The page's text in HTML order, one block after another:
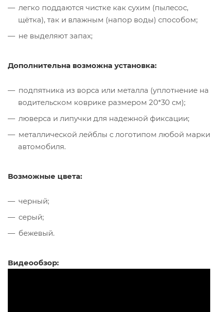
легко поддаются чистке как сухим (пылесос,
щётка), так и влажным (напор воды) способом;
не выделяют запах;
Дополнительна возможна установка:
подпятника из ворса или металла (уплотнение на
водительском коврике размером 20*30 см);
люверса и липучки для надежной фиксации;
металлической лейблы с логотипом любой марки
автомобиля.
Возможные цвета:
черный;
серый;
бежевый.
Видеообзор: